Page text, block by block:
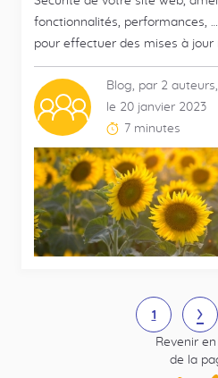
fonctionnalités, performances,
pour effectuer des mises à jour
Contributeurs
multiples
Blog, par 2 auteurs,
le 20 janvier 2023
Temps
de
lecture
estimé
:
7 minutes
Page
1 ›
Revenir
de la